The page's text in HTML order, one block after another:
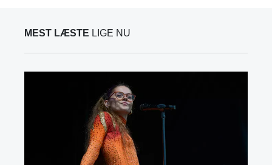
MEST LÆSTE LIGE NU